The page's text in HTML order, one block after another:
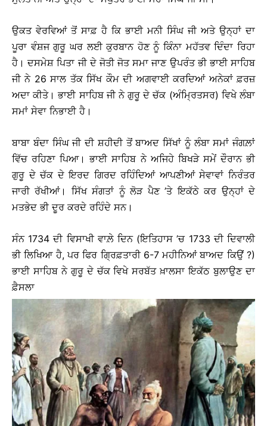
ਉਕਤ ਵੇਰਵਿਆਂ ਤੋਂ ਸਾਫ਼ ਹੈ ਕਿ ਭਾਈ ਮਨੀ ਸਿੰਘ ਜੀ ਅਤੇ ਉਨ੍ਹਾਂ ਦਾ
ਪੂਰਾ ਵੰਸ਼ਜ ਗੁਰੂ ਘਰ ਲਈ ਕੁਰਬਾਨ ਹੋਣ ਨੂੰ ਕਿੰਨਾ ਮਹੱਤਵ ਦਿੰਦਾ ਰਿਹਾ
ਹੈ। ਦਸਮੇਸ਼ ਪਿਤਾ ਜੀ ਦੇ ਜੋਤੀ ਜੋਤ ਸਮਾ ਜਾਣ ਉਪਰੰਤ ਭੀ ਭਾਈ ਸਾਹਿਬ
ਜੀ ਨੇ 26 ਸਾਲ ਤੱਕ ਸਿੱਖ ਕੌਮ ਦੀ ਅਗਵਾਈ ਕਰਦਿਆਂ ਅਨੇਕਾਂ ਫ਼ਰਜ਼
ਅਦਾ ਕੀਤੇ। ਭਾਈ ਸਾਹਿਬ ਜੀ ਨੇ ਗੁਰੂ ਦੇ ਚੱਕ (ਅੰਮ੍ਰਿਤਸਰ) ਵਿਖੇ ਲੰਬਾ
ਸਮਾਂ ਸੇਵਾ ਨਿਭਾਈ ਹੈ।
ਬਾਬਾ ਬੰਦਾ ਸਿੰਘ ਜੀ ਦੀ ਸ਼ਹੀਦੀ ਤੋਂ ਬਾਅਦ ਸਿੱਖਾਂ ਨੂੰ ਲੰਬਾ ਸਮਾਂ ਜੰਗਲ਼ਾਂ
ਵਿੱਚ ਰਹਿਣਾ ਪਿਆ। ਭਾਈ ਸਾਹਿਬ ਨੇ ਅਜਿਹੇ ਬਿਖੜੇ ਸਮੇਂ ਦੌਰਾਨ ਭੀ
ਗੁਰੂ ਦੇ ਚੱਕ ਦੇ ਇਰਦ ਗਿਰਦ ਰਹਿੰਦਿਆਂ ਆਪਣੀਆਂ ਸੇਵਾਵਾਂ ਨਿਰੰਤਰ
ਜਾਰੀ ਰੱਖੀਆਂ। ਸਿੱਖ ਸੰਗਤਾਂ ਨੂੰ ਲੋੜ ਪੈਣ ’ਤੇ ਇਕੱਠੇ ਕਰ ਉਨ੍ਹਾਂ ਦੇ
ਮਤਭੇਦ ਭੀ ਦੂਰ ਕਰਦੇ ਰਹਿੰਦੇ ਸਨ।
ਸੰਨ 1734 ਦੀ ਵਿਸਾਖੀ ਵਾਲ਼ੇ ਦਿਨ (ਇਤਿਹਾਸ ’ਚ 1733 ਦੀ ਦਿਵਾਲੀ
ਭੀ ਲਿਖਿਆ ਹੈ, ਪਰ ਫਿਰ ਗ੍ਰਿਫ਼ਤਾਰੀ 6-7 ਮਹੀਨਿਆਂ ਬਾਅਦ ਕਿਉਂ ?)
ਭਾਈ ਸਾਹਿਬ ਨੇ ਗੁਰੂ ਦੇ ਚੱਕ ਵਿਖੇ ਸਰਬੱਤ ਖ਼ਾਲਸਾ ਇਕੱਠ ਬੁਲਾਉਣ ਦਾ
ਫ਼ੈਸਲਾ